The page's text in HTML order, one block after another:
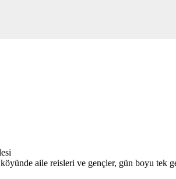
aile reisleri ve gençler, gün boyu tek